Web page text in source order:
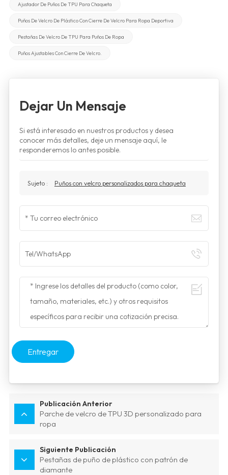
Ajustador De Puños De TPU Para Chaqueta
Puños De Velcro De Plástico Con Cierre De Velcro Para Ropa Deportiva
Pestañas De Velcro De TPU Para Puños De Ropa
Puños Ajustables Con Cierre De Velcro.
Dejar Un Mensaje
Si está interesado en nuestros productos y desea
conocer más detalles, deje un mensaje aquí, le
responderemos lo antes posible.
Sujeto : Puños con velcro personalizados para chaqueta
Entregar
Publicación Anterior
Parche de velcro de TPU 3D personalizado para
ropa
Siguiente Publicación
Pestañas de puño de plástico con patrón de
diamante